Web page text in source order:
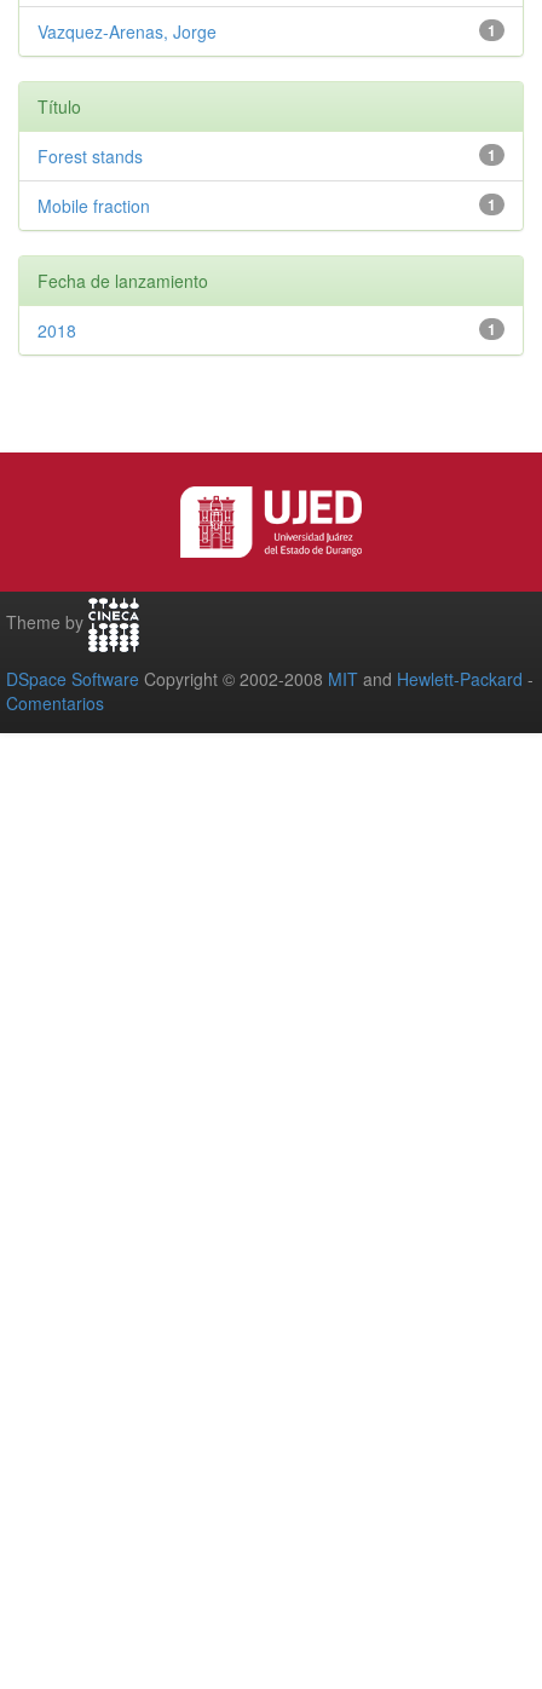
1
Vazquez-Arenas, Jorge
Título
1
Forest stands
1
Mobile fraction
Fecha de lanzamiento
1
2018
Theme by
DSpace Software Copyright © 2002-2008 MIT and Hewlett-Packard -
Comentarios